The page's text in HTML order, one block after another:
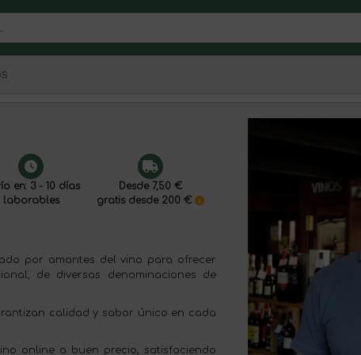
en: 3 - 10 días
laborables
Desde 7,50 €
gratis desde 200 €
por amantes del vino para ofrecer
de diversas denominaciones de
calidad y sabor único en cada
online a buen precio, satisfaciendo